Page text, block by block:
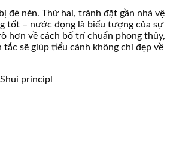
đè nén. Thứ hai, tránh đặt gần nhà vệ
tốt – nước đọng là biểu tượng của sự
hơn về cách bố trí chuẩn phong thủy,
sẽ giúp tiểu cảnh không chỉ đẹp về